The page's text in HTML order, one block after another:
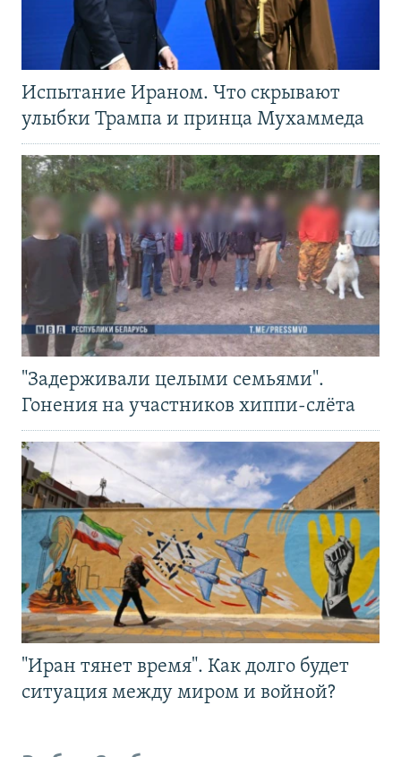
Испытание Ираном. Что скрывают
улыбки Трампа и принца Мухаммеда
"Задерживали целыми семьями".
Гонения на участников хиппи-слёта
"Иран тянет время". Как долго будет
ситуация между миром и войной?